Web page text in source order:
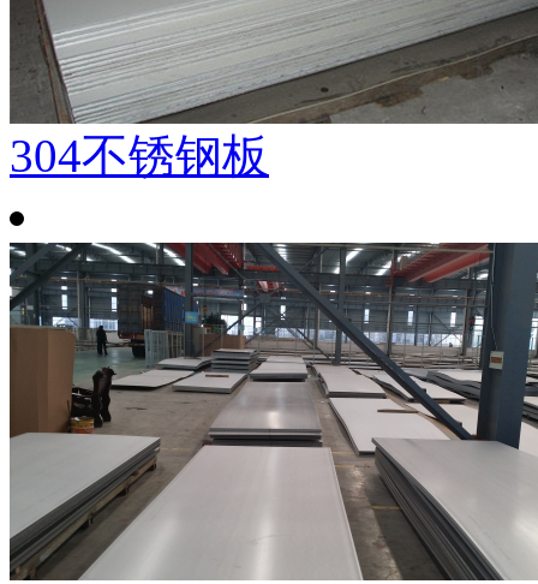
304不锈钢板